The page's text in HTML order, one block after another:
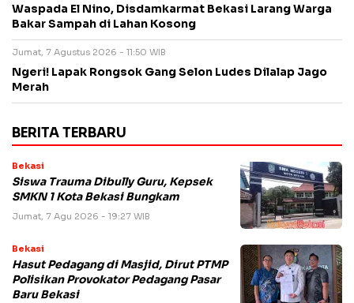
Waspada El Nino, Disdamkarmat Bekasi Larang Warga
Bakar Sampah di Lahan Kosong
Jumat, 7 Agustus 2026 - 11:50 WIB
Ngeri! Lapak Rongsok Gang Selon Ludes Dilalap Jago
Merah
BERITA TERBARU
Bekasi
Siswa Trauma Dibully Guru, Kepsek
SMKN 1 Kota Bekasi Bungkam
Jumat, 7 Agu 2026 - 19:27 WIB
Bekasi
Hasut Pedagang di Masjid, Dirut PTMP
Polisikan Provokator Pedagang Pasar
Baru Bekasi